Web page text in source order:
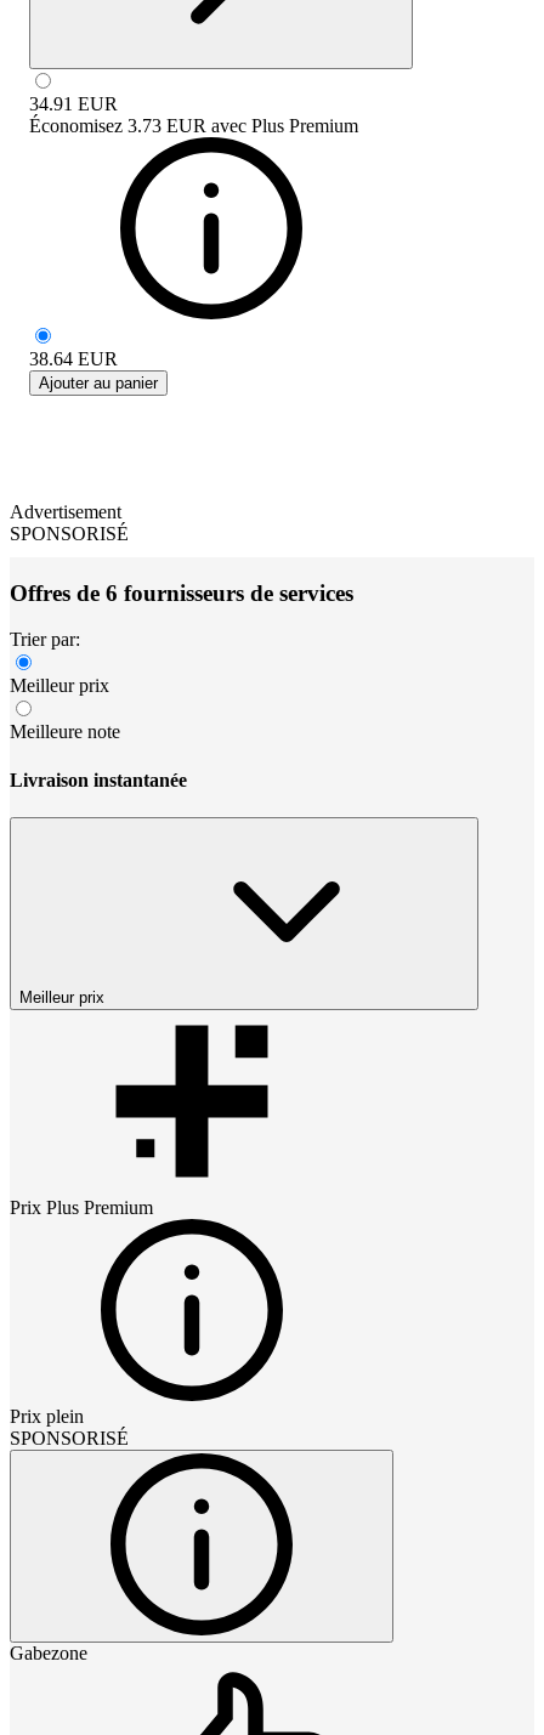
34.91 EUR
Économisez 3.73 EUR avec Plus Premium
38.64 EUR
Ajouter au panier
Advertisement
SPONSORISÉ
Offres de 6 fournisseurs de services
Trier par:
Meilleur prix
Meilleure note
Livraison instantanée
Meilleur prix
Prix Plus Premium
Prix plein
SPONSORISÉ
Gabezone